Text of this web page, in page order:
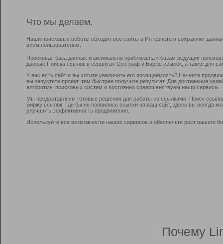
Что мы делаем.
Наши поисковые роботы обходят все сайты в Интернете и сохраняют
всем пользователям.
Поисковая база данных максимально приближена к базам ведущих
данные Поиска ссылок в сервисах СеоТраф и Бирже ссылок, а также для
У вас есть сайт и вы хотите увеличить его посещаемость? Начните
вы запустите проект, тем быстрее получите результат. Для достижения
алгоритмы поисковых систем и постоянно совершенствуем наши сервисы.
Мы предоставляем готовые решения для работы со ссылками: Поиск
Биржу ссылок. Где бы не появились ссылки на ваш сайт, здесь вы всегда
улучшить эффективность продвижения.
Используйте все возможности наших сервисов и обеспечьте рост вашего
Почему